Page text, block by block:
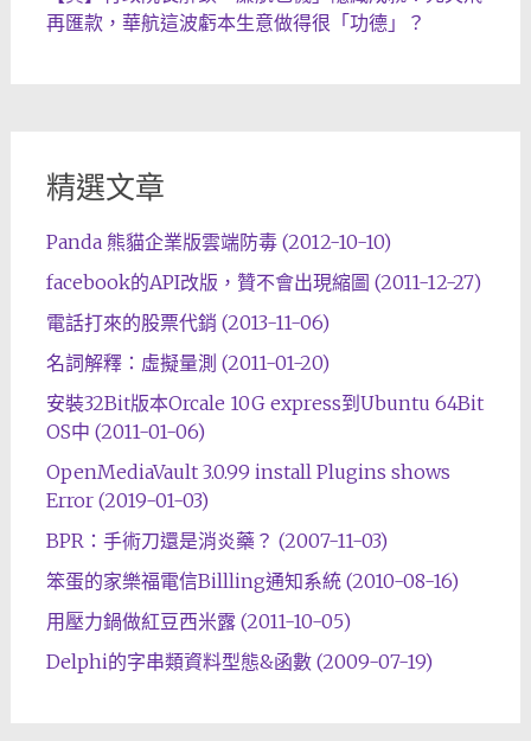
再匯款，華航這波虧本生意做得很「功德」？
精選文章
Panda 熊貓企業版雲端防毒 (2012-10-10)
facebook的API改版，贊不會出現縮圖 (2011-12-27)
電話打來的股票代銷 (2013-11-06)
名詞解釋：虛擬量測 (2011-01-20)
安裝32Bit版本Orcale 10G express到Ubuntu 64Bit
OS中 (2011-01-06)
OpenMediaVault 3.0.99 install Plugins shows
Error (2019-01-03)
BPR：手術刀還是消炎藥？ (2007-11-03)
笨蛋的家樂福電信Billling通知系統 (2010-08-16)
用壓力鍋做紅豆西米露 (2011-10-05)
Delphi的字串類資料型態&函數 (2009-07-19)